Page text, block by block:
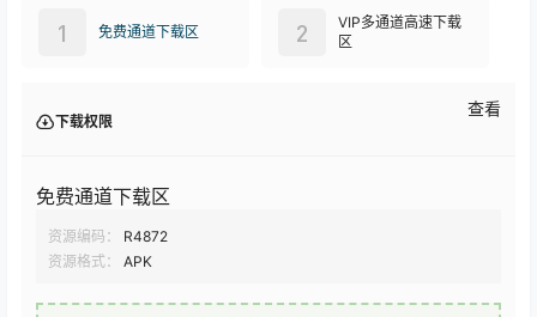
免费通道下载区
1
VIP多通道高速下载
区
2
下载权限
查看
免费通道下载区
资源编码：
R4872
资源格式：
APK